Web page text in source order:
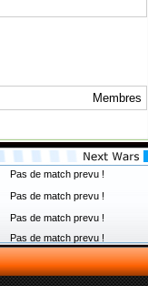
Membres
Pas de match prevu !
Pas de match prevu !
Pas de match prevu !
Pas de match prevu !